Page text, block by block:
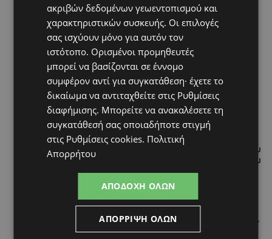
Hot this week
UPDATES
ΤΑΣΟΣ ΧΑΤΖΗΓΙΟΒΑΝΗΣ: Η συγκλονιστική ιστορία του
12χρονου Δημήτρη και η δωρεά των 12.500 ευρώ που
του έδωσε ελπίδα
πότε απαγορεύεται να έχεις μαϊμού ως κατοικίδιο –
Ποια ζώα μπορείς να διατηρείς νόμιμα
ακριβών δεδομένων γεωεντοπισμού και
χαρακτηριστικών συσκευής. Οι επιλογές
σας ισχύουν μόνο για αυτόν τον
ιστότοπο. Ορισμένοι προμηθευτές
μπορεί να βασίζονται σε έννομο
συμφέρον αντί για συγκατάθεση· έχετε το
δικαίωμα να αντιταχθείτε στις Ρυθμίσεις
διαφήμισης. Μπορείτε να ανακαλέσετε τη
συγκατάθεσή σας οποιαδήποτε στιγμή
στις Ρυθμίσεις cookies. Πολιτική
Απορρήτου
ΑΠΟΔΟΧΉ ΌΛΩΝ
ΑΠΌΡΡΙΨΗ ΌΛΩΝ